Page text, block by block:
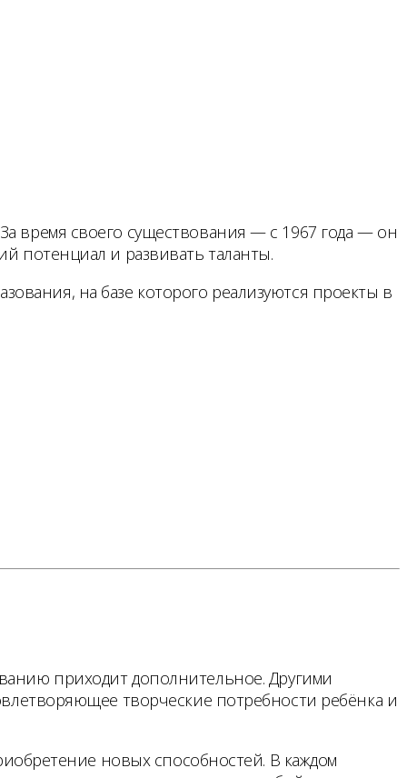
время своего существования — с 1967 года — он
потенциал и развивать таланты.
на базе которого реализуются проекты в
приходит дополнительное. Другими
творческие потребности ребёнка и
новых способностей. В каждом